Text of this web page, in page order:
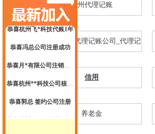
恭喜杭州飞*科技代账1年
杭州代理记账
代理记账_代理记账公司_代理记
账多少钱_代理记账合同-嘉融_
杭州代理记账
信用
养老金